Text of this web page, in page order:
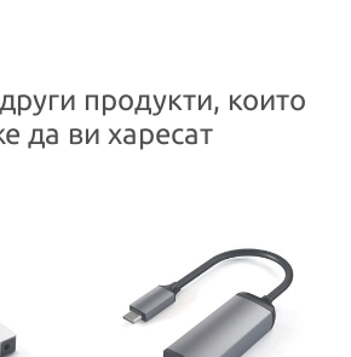
продукти, които
да ви харесат